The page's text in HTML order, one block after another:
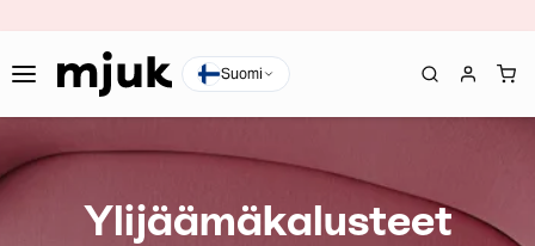
Suomi
Ylijäämäkalusteet